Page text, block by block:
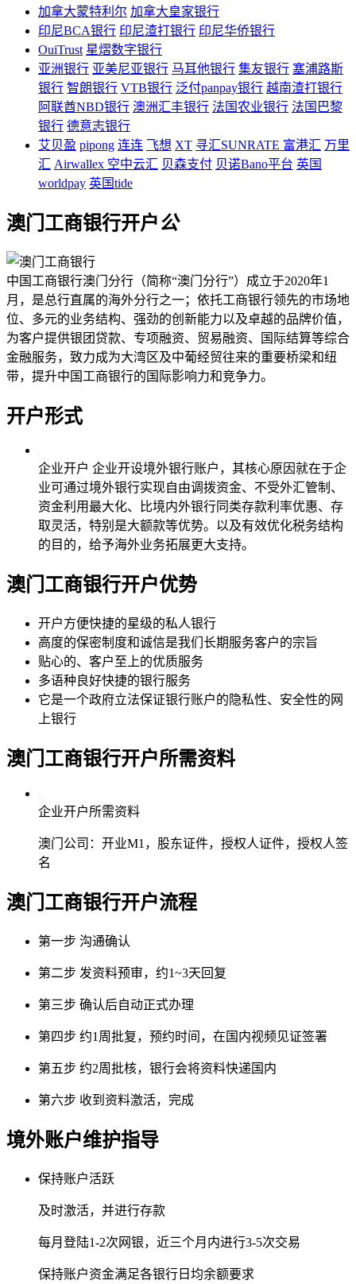
加拿大蒙特利尔 加拿大皇家银行
印尼BCA银行 印尼渣打银行 印尼华侨银行
OuiTrust 星熠数字银行
亚洲银行 亚美尼亚银行 马耳他银行 集友银行 塞浦路斯
银行 智朗银行 VTB银行 泛付panpay银行 越南渣打银行
阿联酋NBD银行 澳洲汇丰银行 法国农业银行 法国巴黎
银行 德意志银行
艾贝盈 pipong 连连 飞想 XT 寻汇SUNRATE 富港汇 万里
汇 Airwallex 空中云汇 贝森支付 贝诺Bano平台 英国
worldpay 英国tide
澳门工商银行开户公
中国工商银行澳门分行（简称“澳门分行”）成立于2020年1
月，是总行直属的海外分行之一；依托工商银行领先的市场地
位、多元的业务结构、强劲的创新能力以及卓越的品牌价值，
为客户提供银团贷款、专项融资、贸易融资、国际结算等综合
金融服务，致力成为大湾区及中葡经贸往来的重要桥梁和纽
带，提升中国工商银行的国际影响力和竞争力。
开户形式
企业开户 企业开设境外银行账户，其核心原因就在于企
业可通过境外银行实现自由调拨资金、不受外汇管制、
资金利用最大化、比境内外银行同类存款利率优惠、存
取灵活，特别是大额款等优势。以及有效优化税务结构
的目的，给予海外业务拓展更大支持。
澳门工商银行开户优势
开户方便快捷的星级的私人银行
高度的保密制度和诚信是我们长期服务客户的宗旨
贴心的、客户至上的优质服务
多语种良好快捷的银行服务
它是一个政府立法保证银行账户的隐私性、安全性的网
上银行
澳门工商银行开户所需资料
企业开户所需资料
澳门公司：开业M1，股东证件，授权人证件，授权人签
名
澳门工商银行开户流程
第一步 沟通确认
第二步 发资料预审，约1~3天回复
第三步 确认后自动正式办理
第四步 约1周批复，预约时间，在国内视频见证签署
第五步 约2周批核，银行会将资料快递国内
第六步 收到资料激活，完成
境外账户维护指导
保持账户活跃
及时激活，并进行存款
每月登陆1-2次网银，近三个月内进行3-5次交易
保持账户资金满足各银行日均余额要求